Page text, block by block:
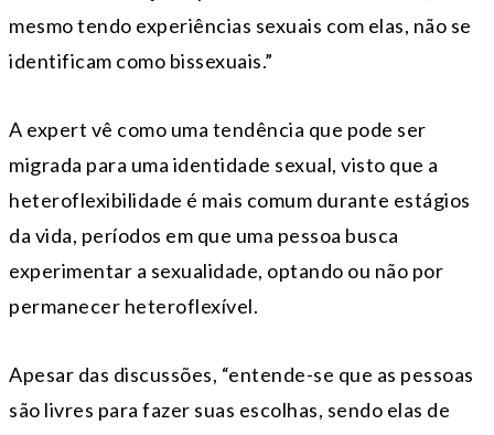
mesmo tendo experiências sexuais com elas, não se
identificam como bissexuais.”
A expert vê como uma tendência que pode ser
migrada para uma identidade sexual, visto que a
heteroflexibilidade é mais comum durante estágios
da vida, períodos em que uma pessoa busca
experimentar a sexualidade, optando ou não por
permanecer heteroflexível.
Apesar das discussões, “entende-se que as pessoas
são livres para fazer suas escolhas, sendo elas de